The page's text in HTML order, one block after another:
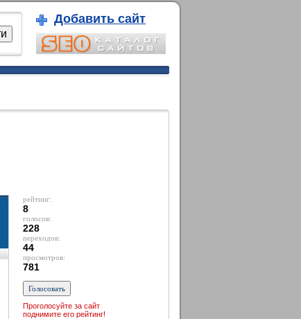
Добавить сайт
рейтинг:
8
голосов:
228
переходов:
44
просмотров:
781
Проголосуйте за сайт
поднимите его рейтинг!